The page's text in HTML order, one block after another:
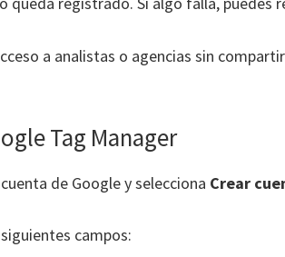
a analistas o agencias sin
Tag Manager
de Google y selecciona Crear
campos: